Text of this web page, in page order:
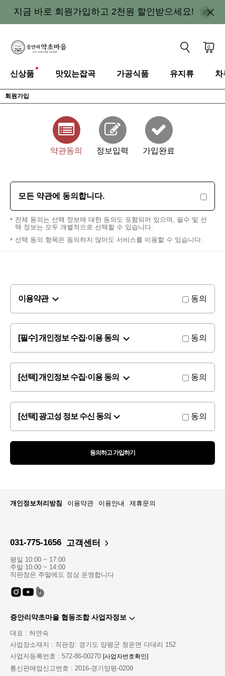
지금 바로 회원가입하고 2천원 할인받으세요!
0
신상품 맛있는잡곡 가공식품 유지류 차
회원가입
약관동의 정보입력 가입완료
모든 약관에 동의합니다.
전체 동의는 선택 정보에 대한 동의도 포함되어 있으며, 필수 및 선
택 정보는 모두 개별적으로 선택할 수 있습니다.
선택 동의 항목은 동의하지 않아도 서비스를 이용할 수 있습니다.
이용약관 동의
[필수] 개인정보 수집·이용 동의 동의
[선택] 개인정보 수집·이용 동의 동의
[선택] 광고성 정보 수신 동의 동의
동의하고 가입하기
개인정보처리방침 이용약관 이용안내 제휴문의
031-775-1656 고객센터
평일 10:00 ~ 17:00
주말 10:00 ~ 14:00
직판장은 주말에도 정상 운영합니다
증안리약초마을 협동조합 사업자정보
대표 : 허연숙
사업장소재지 : 직판장: 경기도 양평군 청운면 다대리 152
사업자등록번호 : 572-86-00270 [사업자번호확인]
통신판매업신고번호 : 2016-경기양평-0209